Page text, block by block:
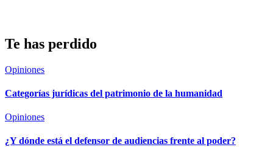
Te has perdido
Opiniones
Categorías jurídicas del patrimonio de la humanidad
Opiniones
¿Y dónde está el defensor de audiencias frente al poder?